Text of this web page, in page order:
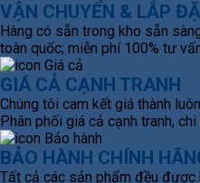
VẬN CHUYỂN & LẮP
Hàng có sẵn trong kho sẵn
toàn quốc; miễn phí 100% tư
GIÁ CẢ CẠNH TRANH
Chúng tôi cam kết giá thành
Phân phối giá cả cạnh tranh,
BẢO HÀNH CHÍNH
Tất cả các sản phẩm đều